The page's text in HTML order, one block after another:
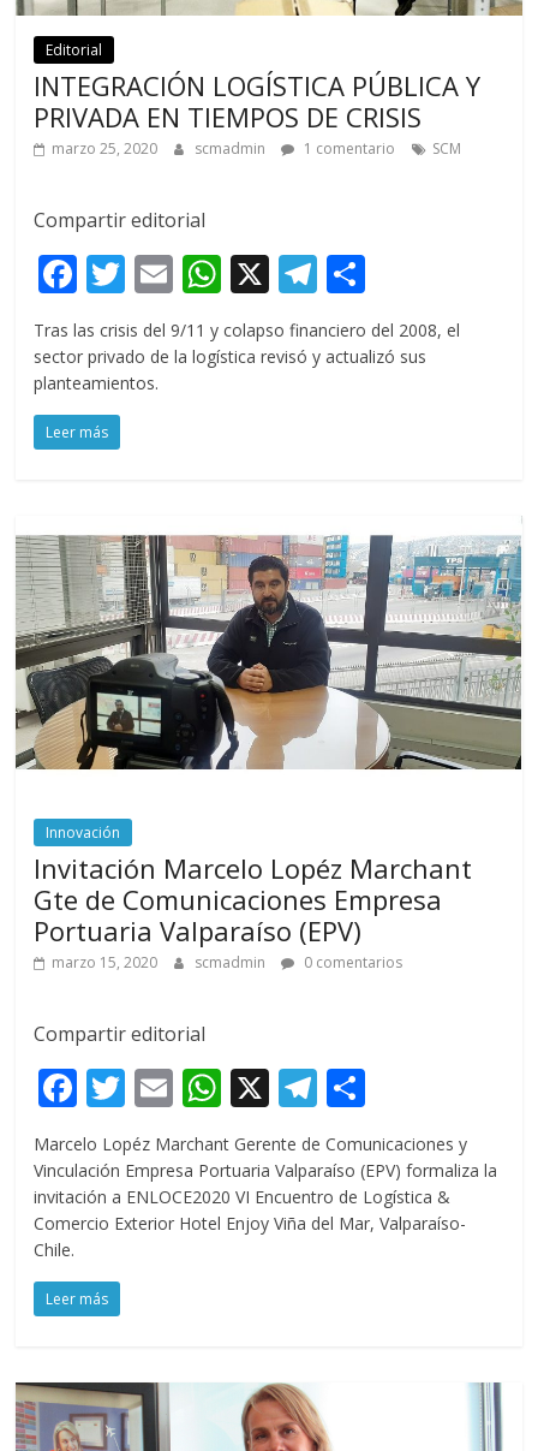
Editorial
INTEGRACIÓN LOGÍSTICA PÚBLICA Y
PRIVADA EN TIEMPOS DE CRISIS
marzo 25, 2020 scmadmin 1 comentario SCM
Compartir editorial
F
ac
e
b
o
o
T
w
itt
er
E
m
ai
W
h
at
X T
el
e
o
m
Tras las crisis del 9/11 y colapso financiero del 2008, el
sector privado de la logística revisó y actualizó sus
planteamientos.
Leer más
Innovación
Invitación Marcelo Lopéz Marchant
Gte de Comunicaciones Empresa
Portuaria Valparaíso (EPV)
marzo 15, 2020 scmadmin 0 comentarios
Compartir editorial
F
ac
e
b
o
o
k
T
w
itt
er
E
m
ai
l
W
h
at
s
A
X T
el
e
gr
a
o
m
p
ar
Marcelo Lopéz Marchant Gerente de Comunicaciones y
Vinculación Empresa Portuaria Valparaíso (EPV) formaliza la
invitación a ENLOCE2020 VI Encuentro de Logística &
Comercio Exterior Hotel Enjoy Viña del Mar, Valparaíso-
Chile.
Leer más